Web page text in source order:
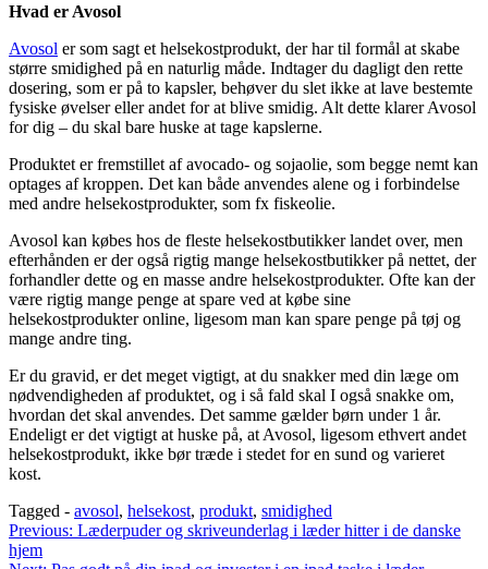
Hvad er Avosol
Avosol er som sagt et helsekostprodukt, der har til formål at skabe
større smidighed på en naturlig måde. Indtager du dagligt den rette
dosering, som er på to kapsler, behøver du slet ikke at lave bestemte
fysiske øvelser eller andet for at blive smidig. Alt dette klarer Avosol
for dig – du skal bare huske at tage kapslerne.
Produktet er fremstillet af avocado- og sojaolie, som begge nemt kan
optages af kroppen. Det kan både anvendes alene og i forbindelse
med andre helsekostprodukter, som fx fiskeolie.
Avosol kan købes hos de fleste helsekostbutikker landet over, men
efterhånden er der også rigtig mange helsekostbutikker på nettet, der
forhandler dette og en masse andre helsekostprodukter. Ofte kan der
være rigtig mange penge at spare ved at købe sine
helsekostprodukter online, ligesom man kan spare penge på tøj og
mange andre ting.
Er du gravid, er det meget vigtigt, at du snakker med din læge om
nødvendigheden af produktet, og i så fald skal I også snakke om,
hvordan det skal anvendes. Det samme gælder børn under 1 år.
Endeligt er det vigtigt at huske på, at Avosol, ligesom ethvert andet
helsekostprodukt, ikke bør træde i stedet for en sund og varieret
kost.
Tagged - avosol, helsekost, produkt, smidighed
Indlægsnavigation
Previous: Læderpuder og skriveunderlag i læder hitter i de danske
hjem